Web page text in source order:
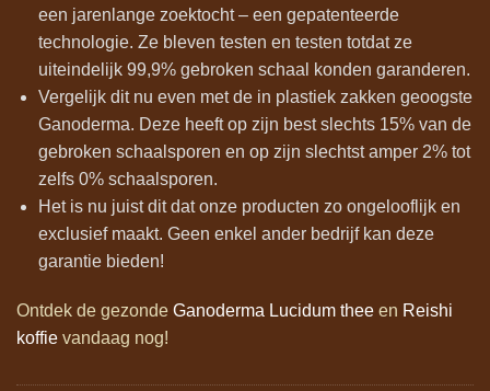
een jarenlange zoektocht – een gepatenteerde
technologie. Ze bleven testen en testen totdat ze
uiteindelijk 99,9% gebroken schaal konden garanderen.
Vergelijk dit nu even met de in plastiek zakken geoogste
Ganoderma. Deze heeft op zijn best slechts 15% van de
gebroken schaalsporen en op zijn slechtst amper 2% tot
zelfs 0% schaalsporen.
Het is nu juist dit dat onze producten zo ongelooflijk en
exclusief maakt. Geen enkel ander bedrijf kan deze
garantie bieden!
Ontdek de gezonde Ganoderma Lucidum thee en Reishi
koffie vandaag nog!